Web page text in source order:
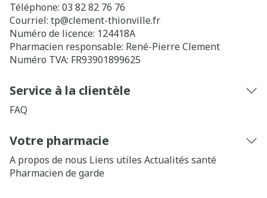
Téléphone: 03 82 82 76 76
Courriel: tp@clement-thionville.fr
Numéro de licence: 124418A
Pharmacien responsable: René-Pierre Clement
Numéro TVA: FR93901899625
Service à la clientèle
FAQ
Votre pharmacie
A propos de nous Liens utiles Actualités santé
Pharmacien de garde